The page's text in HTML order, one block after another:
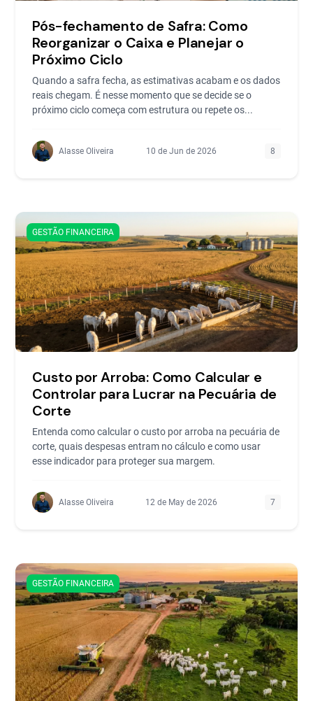
Pós-fechamento de Safra: Como
Reorganizar o Caixa e Planejar o
Próximo Ciclo
Quando a safra fecha, as estimativas acabam e os dados
reais chegam. É nesse momento que se decide se o
próximo ciclo começa com estrutura ou repete os...
Alasse Oliveira 10 de Jun de 2026 8
GESTÃO FINANCEIRA
Custo por Arroba: Como Calcular e
Controlar para Lucrar na Pecuária de
Corte
Entenda como calcular o custo por arroba na pecuária de
corte, quais despesas entram no cálculo e como usar
esse indicador para proteger sua margem.
Alasse Oliveira 12 de May de 2026 7
GESTÃO FINANCEIRA